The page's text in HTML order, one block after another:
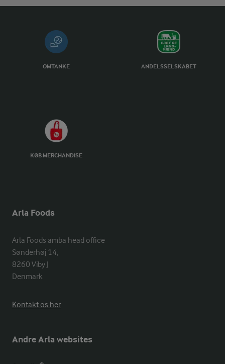
OMTANKE ANDELSSELSKABET
KØB MERCHANDISE
Arla Foods
Arla Foods amba head office
Sønderhøj 14,
8260 Viby J
Denmark
Kontakt os her
Andre Arla websites